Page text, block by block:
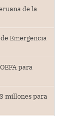
de la
Emergencia
para
millones para